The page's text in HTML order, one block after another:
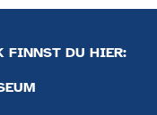
FINNST DU HIER: